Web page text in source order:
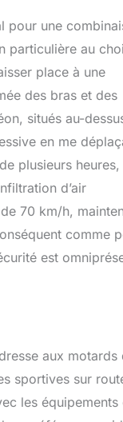
pour une
particulière au
place à une
des bras et des
situés au-
en me
plusieurs heures,
d’air
70 km/h,
comme
est
aux motards
sportives sur
les équipements